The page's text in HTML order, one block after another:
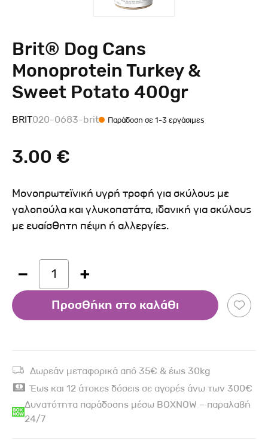
Brit® Dog Cans
Monoprotein Turkey &
Sweet Potato 400gr
BRIT020-0683-brit Παράδοση σε 1-3 εργάσιμες
3.00 €
Μονοπρωτεϊνική υγρή τροφή για σκύλους με
γαλοπούλα και γλυκοπατάτα, ιδανική για σκύλους
με ευαίσθητη πέψη ή αλλεργίες.
1
Προσθήκη στο καλάθι
Δωρεάν μεταφορικά από 35€ & έως 30kg
Έως και 12 άτοκες δόσεις σε αγορές άνω των 300€
Δυνατότητα παράδοσης μέσω BOXNOW – παραλαβή
24/7